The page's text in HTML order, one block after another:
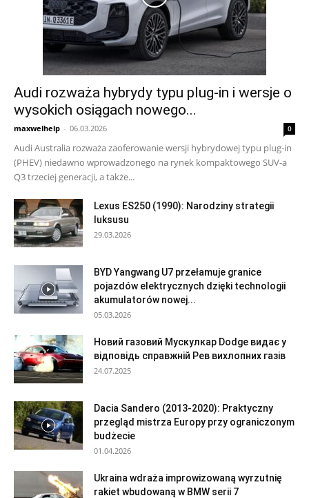
Audi rozważa hybrydy typu plug-in i wersje o
wysokich osiągach nowego...
maxwelhelp - 06.03.2026 0
Audi Australia rozważa zaoferowanie wersji hybrydowej typu plug-in
(PHEV) niedawno wprowadzonego na rynek kompaktowego SUV-a
Q3 trzeciej generacji, a także...
Lexus ES250 (1990): Narodziny strategii
luksusu
29.03.2026
BYD Yangwang U7 przełamuje granice
pojazdów elektrycznych dzięki technologii
akumulatorów nowej...
05.03.2026
Новий газовий Мускулкар Dodge видає у
відповідь справжній Рев вихлопних газів
24.07.2025
Dacia Sandero (2013-2020): Praktyczny
przegląd mistrza Europy przy ograniczonym
budżecie
01.04.2026
Ukraina wdraża improwizowaną wyrzutnię
rakiet wbudowaną w BMW serii 7